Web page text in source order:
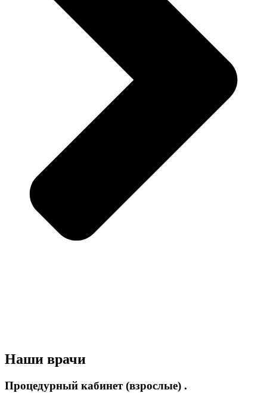
Наши врачи
Процедурный кабинет (взрослые) .